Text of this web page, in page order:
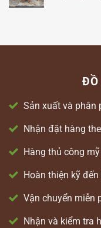
ĐỒ
Sản xuất và phân
Nhận đặt hàng
Hàng thủ công
Hoàn thiện kỹ
Vận chuyển miễn
Nhận và kiểm tra